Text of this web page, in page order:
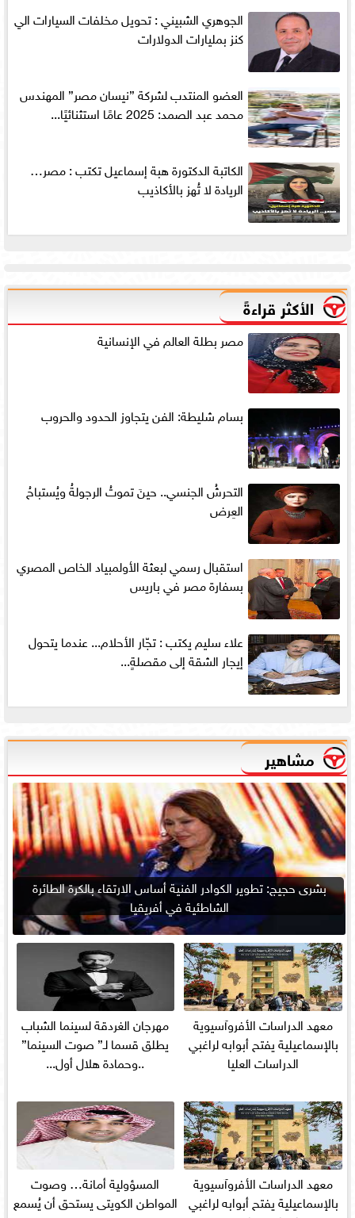
الجوهري الشبيني : تحويل مخلفات السيارات الي
كنز بمليارات الدولارات
العضو المنتدب لشركة ”نيسان مصر” المهندس
محمد عبد الصمد: 2025 عامًا استثنائيًا...
الكاتبة الدكتورة هبة إسماعيل تكتب : مصر…
الريادة لا تُهز بالأكاذيب
الأكثر قراءةً
مصر بطلة العالم في الإنسانية
بسام شليطة: الفن يتجاوز الحدود والحروب
التحرشُ الجنسي.. حينَ تموتُ الرجولةُ ويُستباحُ
العِرض
استقبال رسمي لبعثة الأولمبياد الخاص المصري
بسفارة مصر في باريس
علاء سليم يكتب : تجّار الأحلام... عندما يتحول
إيجار الشقة إلى مقصلةٍ...
مشاهير
بشرى حجيج: تطوير الكوادر الفنية أساس الارتقاء بالكرة الطائرة
الشاطئية في أفريقيا
معهد الدراسات الأفروآسيوية
بالإسماعيلية يفتح أبوابه لراغبي
الدراسات العليا
مهرجان الغردقة لسينما الشباب
يطلق قسما لـ” صوت السينما”
..وحمادة هلال أول...
معهد الدراسات الأفروآسيوية
بالإسماعيلية يفتح أبوابه لراغبي
المسؤولية أمانة… وصوت
المواطن الكويتى يستحق أن يُسمع